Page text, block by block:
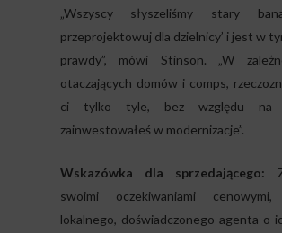
„Wszyscy słyszeliśmy stary
przeprojektowuj dla dzielnicy’ i jest w
prawdy”, mówi Stinson. „W
otaczających domów i comps,
ci tylko tyle, bez względu
zainwestowałeś w modernizacje”.
Wskazówka dla sprzedającego:
swoimi oczekiwaniami cenowymi,
lokalnego, doświadczonego agenta o